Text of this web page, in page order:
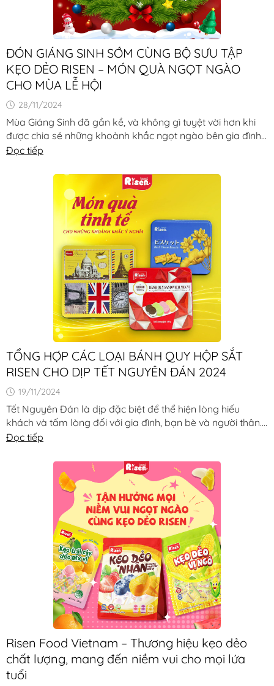
ĐÓN GIÁNG SINH SỚM CÙNG BỘ SƯU TẬP
KẸO DẺO RISEN – MÓN QUÀ NGỌT NGÀO
CHO MÙA LỄ HỘI
28/11/2024
Mùa Giáng Sinh đã gần kề, và không gì tuyệt vời hơn khi
được chia sẻ những khoảnh khắc ngọt ngào bên gia đình
và bạn bè. Với [...]
Đọc tiếp
TỔNG HỢP CÁC LOẠI BÁNH QUY HỘP SẮT
RISEN CHO DỊP TẾT NGUYÊN ĐÁN 2024
19/11/2024
Tết Nguyên Đán là dịp đặc biệt để thể hiện lòng hiếu
khách và tấm lòng đối với gia đình, bạn bè và người thân.
Ngoài các món [...]
Đọc tiếp
Risen Food Vietnam – Thương hiệu kẹo dẻo
chất lượng, mang đến niềm vui cho mọi lứa
tuổi